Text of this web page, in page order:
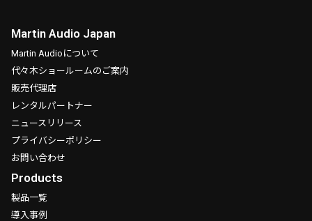
Martin Audio Japan
Martin Audioについて
代々木ショールームのご案内
販売代理店
レンタルパートナー
ニュースリリース
プライバシーポリシー
お問い合わせ
Products
製品一覧
導入事例